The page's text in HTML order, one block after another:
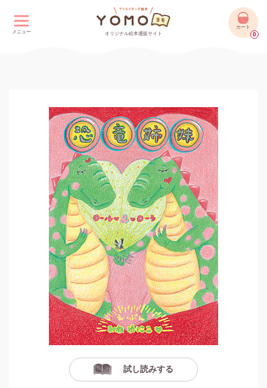
メニュー オリジナル絵本通販サイト
カート
0
試し読みする